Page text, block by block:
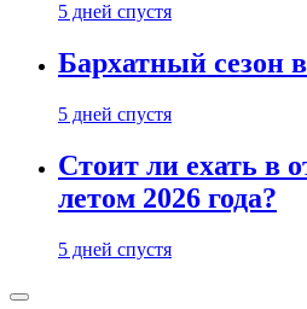
5 дней спустя
Бархатный сезон
5 дней спустя
Стоит ли ехать в
летом 2026 года?
5 дней спустя